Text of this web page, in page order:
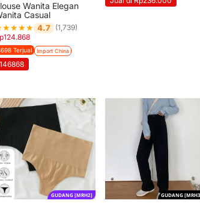
Wanita Elegan
Casual
★★★★ 4.7 (1,739)
124.868
Terjual Import China
146868
GUDANG [MRH2] GUDANG